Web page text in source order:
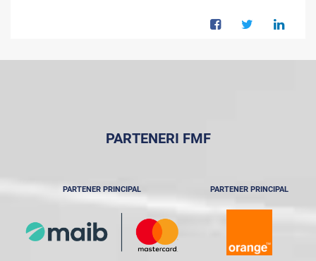
PARTENERI FMF
PARTENER PRINCIPAL PARTENER PRINCIPAL